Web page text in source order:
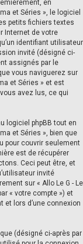
en
et Séries », le logiciel
petits fichiers textes
Internet de votre
identifiant utilisateur
invité (désigné ci-
assignés par le
vous naviguerez sur
et Séries » et est
avez lus, ce qui
logiciel phpBB tout en
et Séries », bien que
pour couvrir seulement
est de récupérer
Ceci peut être, et
invité
sur « Allo Le G - Le
« votre compte ») et
et lors d’une connexion
(désigné ci-après par